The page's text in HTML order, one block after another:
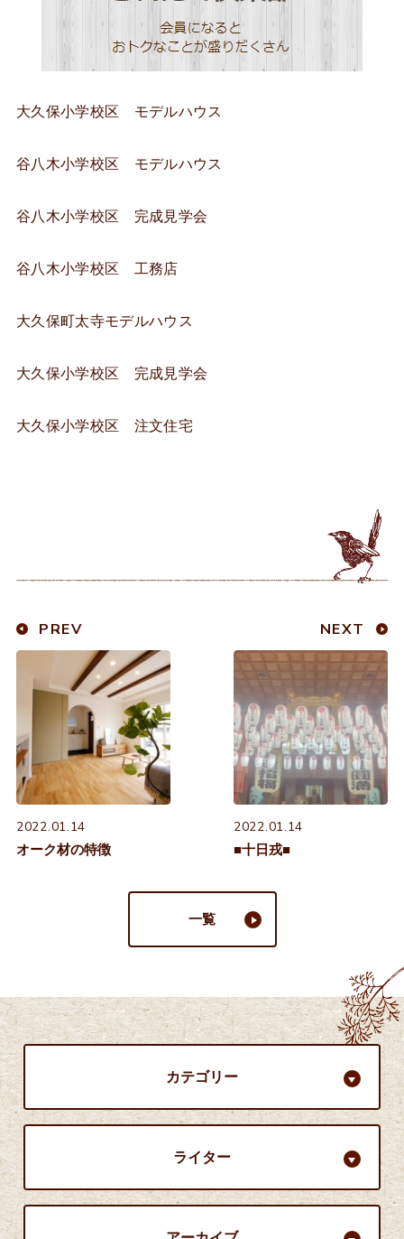
大久保小学校区 モデルハウス
谷八木小学校区 モデルハウス
谷八木小学校区 完成見学会
谷八木小学校区 工務店
大久保町太寺モデルハウス
大久保小学校区 完成見学会
大久保小学校区 注文住宅
PREV
2022.01.14
オーク材の特徴
NEXT
2022.01.14
■十日戎■
一覧
カテゴリー
ライター